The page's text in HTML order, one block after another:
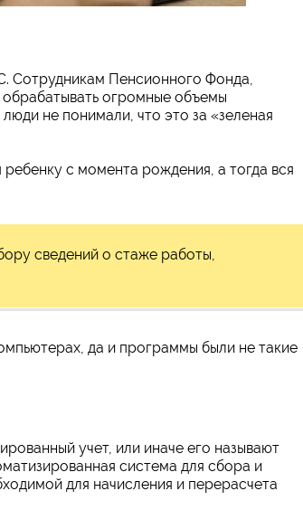
Сотрудникам Пенсионного Фонда,
огромные объемы
не понимали, что это за «зеленая
с момента рождения, а тогда вся
сведений о стаже работы,
да и программы были не такие
учет, или иначе его называют
система для сбора и
для начисления и перерасчета